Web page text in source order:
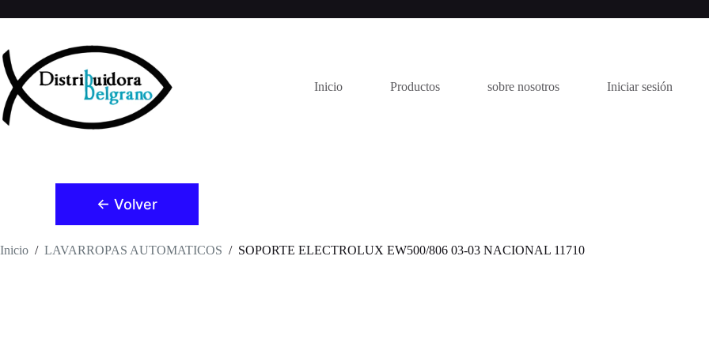
al
Inicio Productos sobre nosotros Iniciar sesión
← Volver
Inicio / LAVARROPAS AUTOMATICOS / SOPORTE ELECTROLUX EW500/806 03-03 NACIONAL 11710